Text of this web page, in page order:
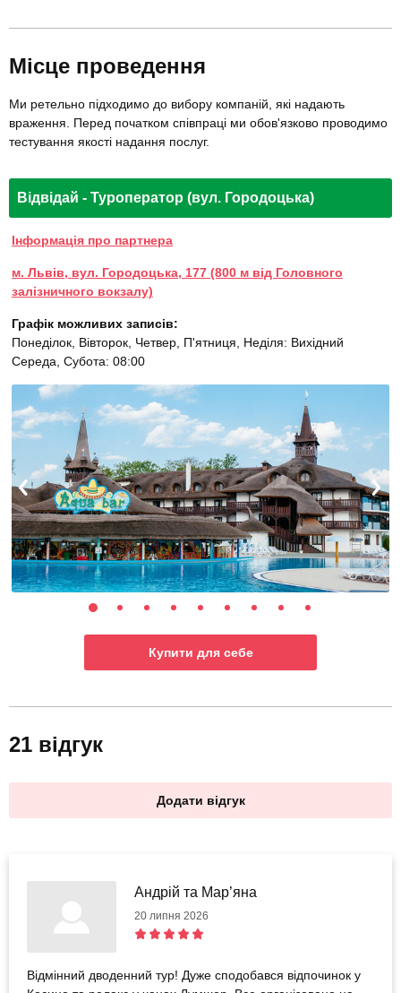
Місце проведення
Ми ретельно підходимо до вибору компаній, які надають
враження. Перед початком співпраці ми обов'язково проводимо
тестування якості надання послуг.
Відвідай - Туроператор (вул. Городоцька)
Інформація про партнера
м. Львів, вул. Городоцька, 177 (800 м від Головного
залізничного вокзалу)
Графік можливих записів:
Понеділок, Вівторок, Четвер, П'ятниця, Неділя: Вихідний
Середа, Субота: 08:00
Купити для себе
21 відгук
Додати відгук
Андрій та Мар’яна
20 липня 2026
Відмінний дводенний тур! Дуже сподобався відпочинок у